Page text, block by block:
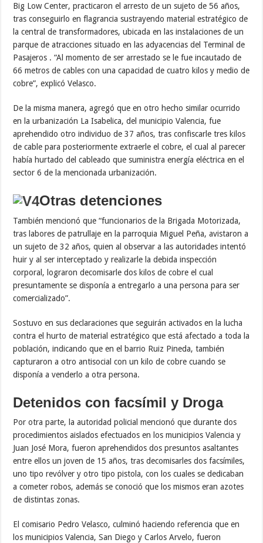
Big Low Center, practicaron el arresto de un sujeto de 56 años,
tras conseguirlo en flagrancia sustrayendo material estratégico de
la central de transformadores, ubicada en las instalaciones de un
parque de atracciones situado en las adyacencias del Terminal de
Pasajeros . “Al momento de ser arrestado se le fue incautado de
66 metros de cables con una capacidad de cuatro kilos y medio de
cobre”, explicó Velasco.
De la misma manera, agregó que en otro hecho similar ocurrido
en la urbanización La Isabelica, del municipio Valencia, fue
aprehendido otro individuo de 37 años, tras confiscarle tres kilos
de cable para posteriormente extraerle el cobre, el cual al parecer
había hurtado del cableado que suministra energía eléctrica en el
sector 6 de la mencionada urbanización.
Otras detenciones
También mencionó que “funcionarios de la Brigada Motorizada,
tras labores de patrullaje en la parroquia Miguel Peña, avistaron a
un sujeto de 32 años, quien al observar a las autoridades intentó
huir y al ser interceptado y realizarle la debida inspección
corporal, lograron decomisarle dos kilos de cobre el cual
presuntamente se disponía a entregarlo a una persona para ser
comercializado”.
Sostuvo en sus declaraciones que seguirán activados en la lucha
contra el hurto de material estratégico que está afectado a toda la
población, indicando que en el barrio Ruiz Pineda, también
capturaron a otro antisocial con un kilo de cobre cuando se
disponía a venderlo a otra persona.
Detenidos con facsímil y Droga
Por otra parte, la autoridad policial mencionó que durante dos
procedimientos aislados efectuados en los municipios Valencia y
Juan José Mora, fueron aprehendidos dos presuntos asaltantes
entre ellos un joven de 15 años, tras decomisarles dos facsímiles,
uno tipo revólver y otro tipo pistola, con los cuales se dedicaban
a cometer robos, además se conoció que los mismos eran azotes
de distintas zonas.
El comisario Pedro Velasco, culminó haciendo referencia que en
los municipios Valencia, San Diego y Carlos Arvelo, fueron